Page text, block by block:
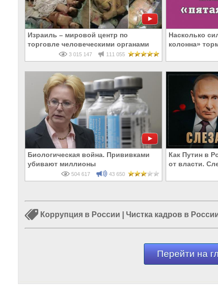
Израиль – мировой центр по
торговле человеческими органами
3 015 147 111 055
Насколько
колонна»
Биологическая война. Прививками
убивают миллионы
504 617 43 650
Как Путин в
от власти.
Коррупция в России Чистка кадров в
Перейти на